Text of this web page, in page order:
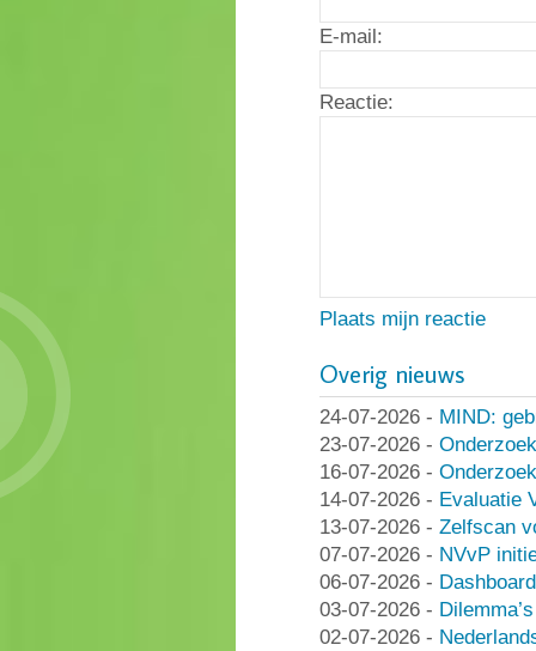
E-mail:
Reactie:
Plaats mijn reactie
Overig nieuws
24-07-2026 - MIND:
23-07-2026 -
16-07-2026 -
14-07-2026 - Evaluatie
13-07-2026 - Zelfscan
07-07-2026 - NVvP
06-07-2026 -
03-07-2026 -
02-07-2026 -